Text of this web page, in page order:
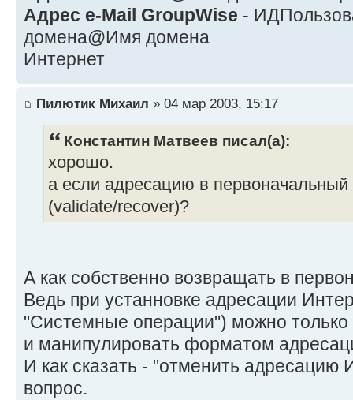
Адрес e-Mail GroupWise -
домена@Имя домена
Интернет
Пилютик Михаил » 04 мар 2003, 15:17
Константин Матвеев писал(а):
хорошо.
а если адресацию в
(validate/recover)?
А как собственно возвращать в
Ведь при устанновке адресации
"Системные операции") можно
и манипулировать форматом
И как сказать - "отменить адресацию
вопрос.